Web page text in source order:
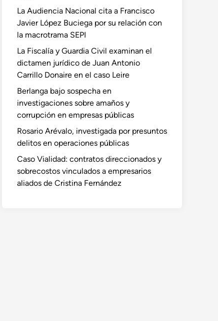
La Audiencia Nacional cita a Francisco
Javier López Buciega por su relación con
la macrotrama SEPI
La Fiscalía y Guardia Civil examinan el
dictamen jurídico de Juan Antonio
Carrillo Donaire en el caso Leire
Berlanga bajo sospecha en
investigaciones sobre amaños y
corrupción en empresas públicas
Rosario Arévalo, investigada por presuntos
delitos en operaciones públicas
Caso Vialidad: contratos direccionados y
sobrecostos vinculados a empresarios
aliados de Cristina Fernández